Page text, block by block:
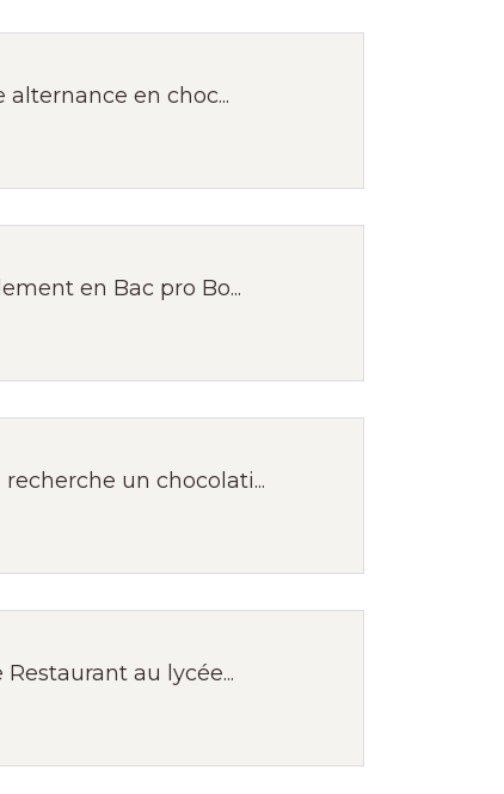
en choc...
en Bac pro Bo...
un chocolati...
au lycée...